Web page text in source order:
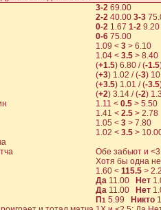
3-2 69.00
2-2 40.00 3-3
0-2 1.67 1-2 9.20
0-6 75.00
1.09 < 3 > 6.10
1.04 < 3.5 > 8.40
(+1.5) 6.80 / (-1.5
(+3) 1.02 / (-3)
(+3.5) 1.01 / (-3.5
(+2) 3.14 / (-2)
1.11 < 0.5 > 5.50
1.41 < 2.5 > 2.78
1.05 < 3 > 7.80
1.02 < 3.5 >
Обе забьют и
Хотя бы одна
1.60 < 115.5 >
Да 11.00 Нет
Да 11.00 Нет
П1 5.99 Никто